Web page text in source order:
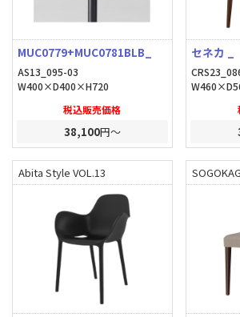
MUC0779+MUC0781BLB_
AS13_095-03
W400×D400×H720
税込販売価格
38,100円～
セネカ _
Abita Style VOL.13